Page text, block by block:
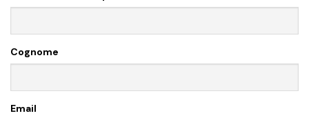
Cognome
Email